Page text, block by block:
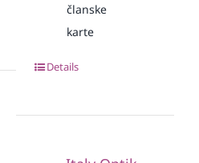
članske
karte
Details